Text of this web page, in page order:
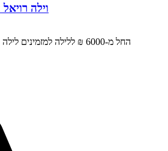
וילה
החל מ-‏6000 ₪ ללילה למזמינים לילה אחד בסופ"ש הקרוב